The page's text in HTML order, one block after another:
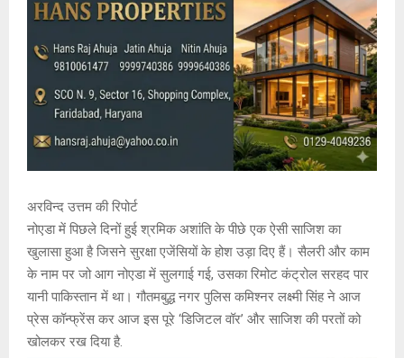
अरविन्द उत्तम की रिपोर्ट
नोएडा में पिछले दिनों हुई श्रमिक अशांति के पीछे एक ऐसी साजिश का
खुलासा हुआ है जिसने सुरक्षा एजेंसियों के होश उड़ा दिए हैं। सैलरी और काम
के नाम पर जो आग नोएडा में सुलगाई गई, उसका रिमोट कंट्रोल सरहद पार
यानी पाकिस्तान में था। गौतमबुद्ध नगर पुलिस कमिश्नर लक्ष्मी सिंह ने आज
प्रेस कॉन्फ्रेंस कर आज इस पूरे ‘डिजिटल वॉर’ और साजिश की परतों को
खोलकर रख दिया है.